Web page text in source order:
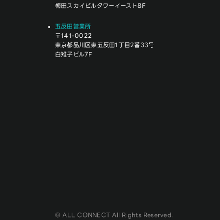
梅田スカイビルタワーイースト8F
五反田営業所
〒141-0022
東京都品川区東五反田1丁目2番33号
白雉子ビル7F
© ALL CONNECT All Rights Reserved.